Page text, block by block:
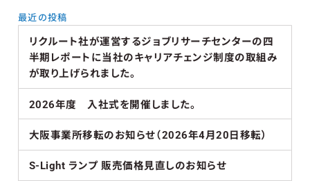
最近の投稿
リクルート社が運営するジョブリサーチセンターの四
半期レポートに当社のキャリアチェンジ制度の取組み
が取り上げられました。
2026年度 入社式を開催しました。
大阪事業所移転のお知らせ（2026年4月20日移転）
S-Light ランプ 販売価格見直しのお知らせ